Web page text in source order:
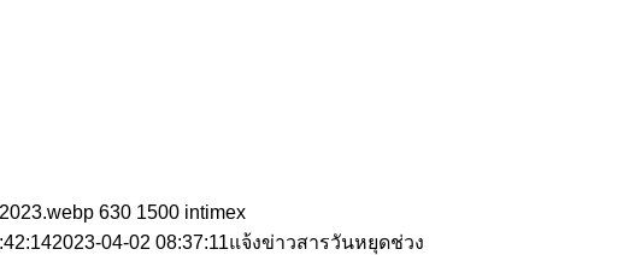
630 1500 intimex
2023-04-02 08:37:11แจ้งข่าวสารวันหยุดช่วง